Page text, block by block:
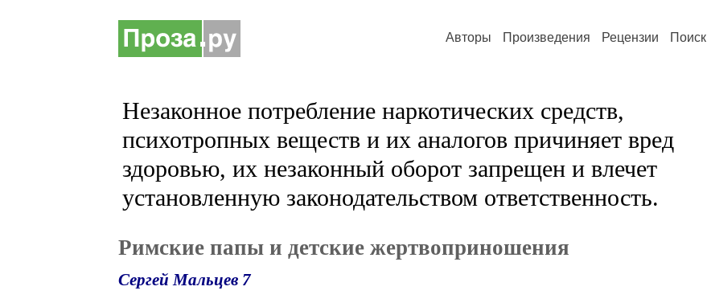
Авторы Произведения Рецензии Поиск
Незаконное потребление наркотических средств,
психотропных веществ и их аналогов причиняет вред
здоровью, их незаконный оборот запрещен и влечет
установленную законодательством ответственность.
Римские папы и детские жертвоприношения
Сергей Мальцев 7